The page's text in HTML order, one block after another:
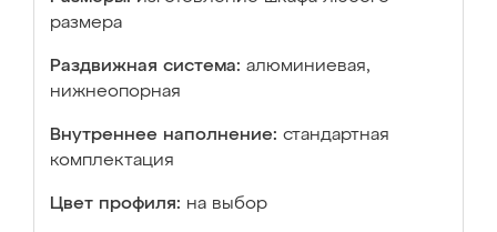
размера
Раздвижная система: алюминиевая,
нижнеопорная
Внутреннее наполнение: стандартная
комплектация
Цвет профиля: на выбор